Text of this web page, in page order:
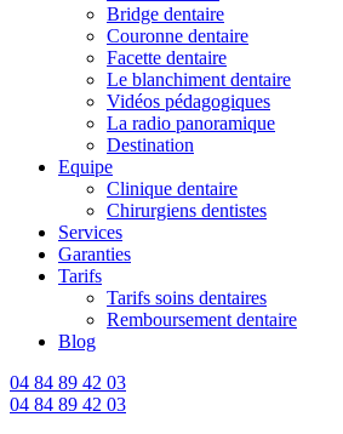
Bridge dentaire
Couronne dentaire
Facette dentaire
Le blanchiment dentaire
Vidéos pédagogiques
La radio panoramique
Destination
Equipe
Clinique dentaire
Chirurgiens dentistes
Services
Garanties
Tarifs
Tarifs soins dentaires
Remboursement dentaire
Blog
04 84 89 42 03
04 84 89 42 03